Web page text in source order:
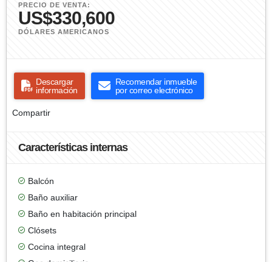
PRECIO DE VENTA:
US$330,600
DÓLARES AMERICANOS
Descargar
información
Recomendar inmueble
por correo electrónico
Compartir
Características internas
Balcón
Baño auxiliar
Baño en habitación principal
Clósets
Cocina integral